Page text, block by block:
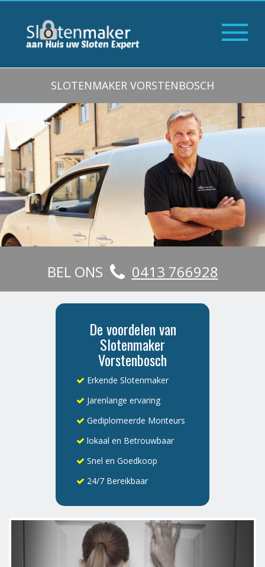
SLOTENMAKER VORSTENBOSCH
BEL ONS 0413 766928
De voordelen van
Slotenmaker
Vorstenbosch
Erkende Slotenmaker
Jarenlange ervaring
Gediplomeerde Monteurs
lokaal en Betrouwbaar
Snel en Goedkoop
24/7 Bereikbaar